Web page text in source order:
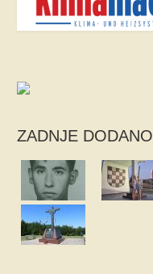
ZADNJE DODANO